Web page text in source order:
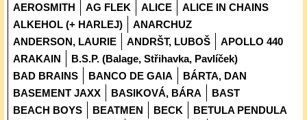
AEROSMITH
AG FLEK ALICE
ALICE IN CHAINS
ALKEHOL (+ HARLEJ)
ANARCHUZ
ANDERSON, LAURIE
ANDRŠT, LUBOŠ
APOLLO 440
ARAKAIN
B.S.P. (Balage, Střihavka, Pavlíček)
BAD BRAINS
BANCO DE GAIA
BÁRTA, DAN
BASEMENT JAXX
BASIKOVÁ, BÁRA
BAST
BEACH BOYS
BEATMEN BECK
BETULA PENDULA